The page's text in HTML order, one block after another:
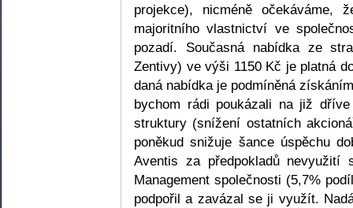
projekce), nicméně očekáváme,
majoritního vlastnictví ve
pozadí. Současná nabídka ze
Zentivy) ve výši 1150 Kč je platná
daná nabídka je podmíněná
bychom rádi poukázali na již
struktury (snížení ostatních
poněkud snižuje šance úspěchu
Aventis za předpokladů nevyužití
Management společnosti (5,7%
podpořil a zavázal se ji využít.